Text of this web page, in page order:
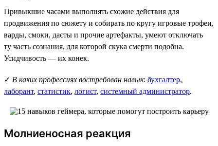
Привыкшие часами выполнять схожие действия для
продвижения по сюжету и собирать по кругу игровые трофеи,
варды, смоки, дасты и прочие артефакты, умеют отключать
ту часть сознания, для которой скука смерти подобна.
Усидчивость — их конек.
✓ В каких профессиях востребован навык: бухгалтер,
лаборант, статистик, логист, системный администратор.
Молниеносная реакция